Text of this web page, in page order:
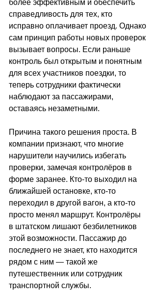
более эффективным и обеспечить
справедливость для тех, кто
исправно оплачивает проезд. Однако
сам принцип работы новых проверок
вызывает вопросы. Если раньше
контроль был открытым и понятным
для всех участников поездки, то
теперь сотрудники фактически
наблюдают за пассажирами,
оставаясь незаметными.
Причина такого решения проста. В
компании признают, что многие
нарушители научились избегать
проверки, замечая контролёров в
форме заранее. Кто-то выходил на
ближайшей остановке, кто-то
переходил в другой вагон, а кто-то
просто менял маршрут. Контролёры
в штатском лишают безбилетников
этой возможности. Пассажир до
последнего не знает, кто находится
рядом с ним — такой же
путешественник или сотрудник
транспортной службы.